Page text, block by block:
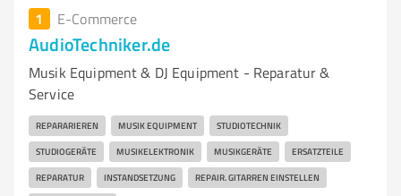
1 E-Commerce
AudioTechniker.de
Musik Equipment & DJ Equipment - Reparatur &
Service
REPARARIEREN MUSIK EQUIPMENT STUDIOTECHNIK
STUDIOGERÄTE MUSIKELEKTRONIK MUSIKGERÄTE ERSATZTEILE
REPARATUR INSTANDSETZUNG REPAIR. GITARREN EINSTELLEN